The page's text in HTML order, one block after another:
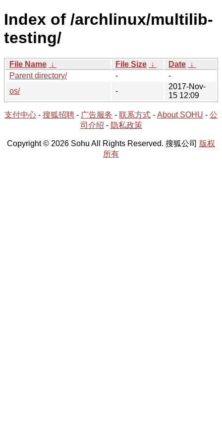
Index of /archlinux/multilib-
testing/
File Name ↓ File Size ↓ Date ↓
Parent directory/
-
-
os/
-
2017-Nov-
15 12:09
支付中心 - 搜狐招聘 - 广告服务 - 联系方式 - About SOHU - 公
司介绍 - 隐私政策
Copyright © 2026 Sohu All Rights Reserved. 搜狐公司 版权
所有